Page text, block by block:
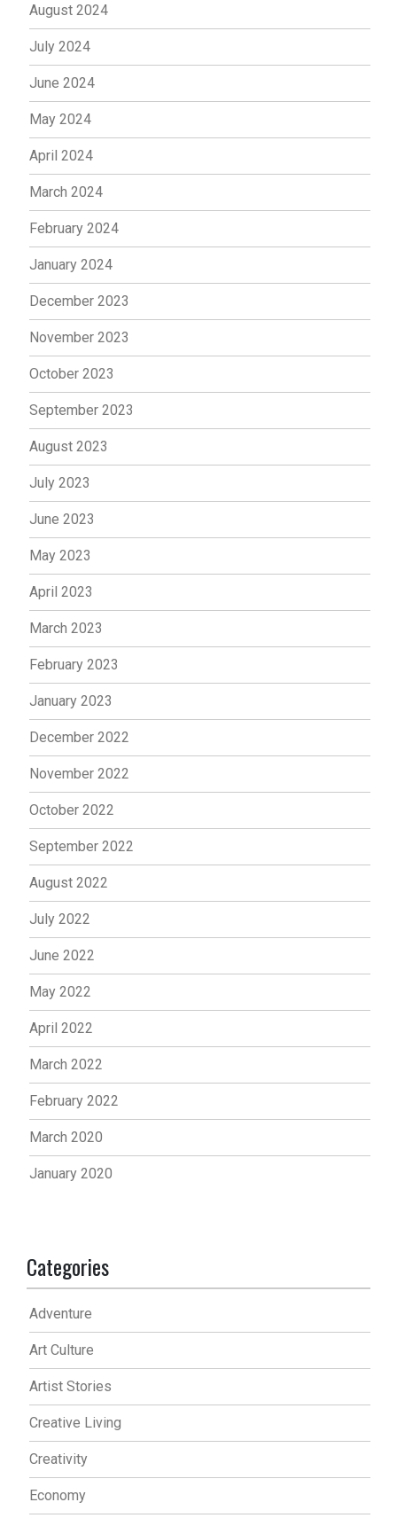
August 2024
July 2024
June 2024
May 2024
April 2024
March 2024
February 2024
January 2024
December 2023
November 2023
October 2023
September 2023
August 2023
July 2023
June 2023
May 2023
April 2023
March 2023
February 2023
January 2023
December 2022
November 2022
October 2022
September 2022
August 2022
July 2022
June 2022
May 2022
April 2022
March 2022
February 2022
March 2020
January 2020
Categories
Adventure
Art Culture
Artist Stories
Creative Living
Creativity
Economy